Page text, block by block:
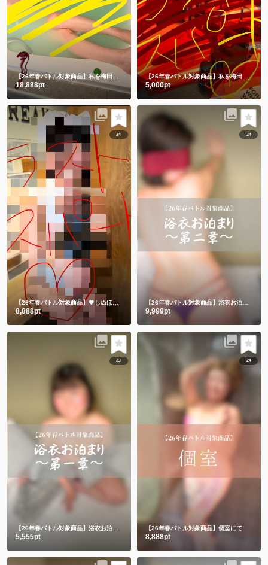
チャイナドレス入浴🛀からの生脱ぎ🫣㊙️
18,888pt 5,000pt
24
【26年春バトル対象商品】💗しぬほど恥ずかしかった💗うさちゃんメイド💗
8,888pt
24
9,999pt
23
【26年春バトル対象商品】浴衣お泊まり〜第一章〜
5,555pt
24
【26年春バトル対象商品】個室にて
8,888pt